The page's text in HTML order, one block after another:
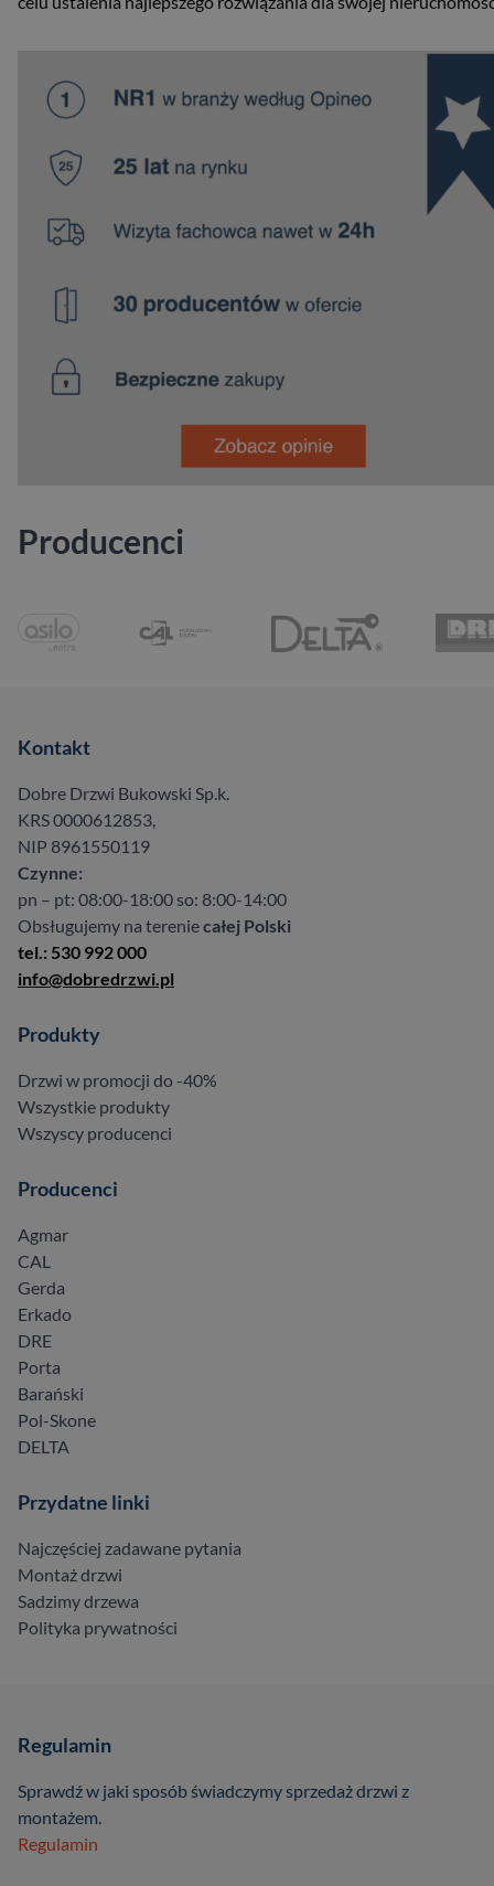
Producenci
Kontakt
Dobre Drzwi Bukowski Sp.k.
KRS 0000612853,
NIP 8961550119
Czynne:
pn – pt: 08:00-18:00 so: 8:00-14:00
Obsługujemy na tereniecałej Polski
tel.: 530 992 000
info@dobredrzwi.pl
Produkty
Drzwi w promocji do -40%
Wszystkie produkty
Wszyscy producenci
Producenci
Agmar
CAL
Gerda
Erkado
DRE
Porta
Barański
Pol-Skone
DELTA
Przydatne linki
Najczęściej zadawane pytania
Montaż drzwi
Sadzimy drzewa
Polityka prywatności
Regulamin
Sprawdź w jaki sposób świadczymy sprzedaż drzwi z
montażem.
Regulamin